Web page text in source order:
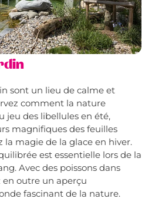
sont un lieu de calme et
comment la nature
jeu des libellules en été,
magnifiques des feuilles
la magie de la glace en hiver.
est essentielle lors de la
Avec des poissons dans
en outre un aperçu
fascinant de la nature.